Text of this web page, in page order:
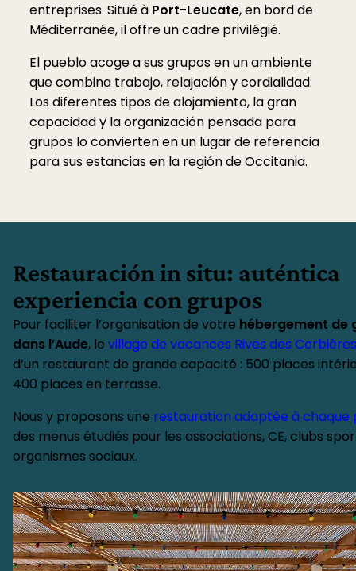
entreprises. Situé à Port-Leucate, en bord de
Méditerranée, il offre un cadre privilégié.
El pueblo acoge a sus grupos en un ambiente
que combina trabajo, relajación y cordialidad.
Los diferentes tipos de alojamiento, la gran
capacidad y la organización pensada para
grupos lo convierten en un lugar de referencia
para sus estancias en la región de Occitania.
Restauración in situ: auténtica
experiencia con grupos
Pour faciliter l’organisation de votre hébergement de
dans l’Aude, le village de vacances Rives des Corbières
d’un restaurant de grande capacité : 500 places
400 places en terrasse.
Nous y proposons une restauration adaptée à chaque
des menus étudiés pour les associations, CE, clubs
organismes sociaux.